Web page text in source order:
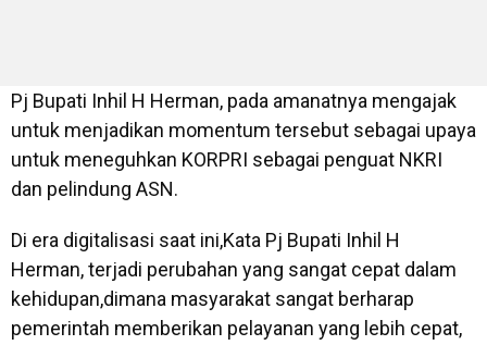
Pj Bupati Inhil H Herman, pada amanatnya mengajak
untuk menjadikan momentum tersebut sebagai upaya
untuk meneguhkan KORPRI sebagai penguat NKRI
dan pelindung ASN.
Di era digitalisasi saat ini,Kata Pj Bupati Inhil H
Herman, terjadi perubahan yang sangat cepat dalam
kehidupan,dimana masyarakat sangat berharap
pemerintah memberikan pelayanan yang lebih cepat,